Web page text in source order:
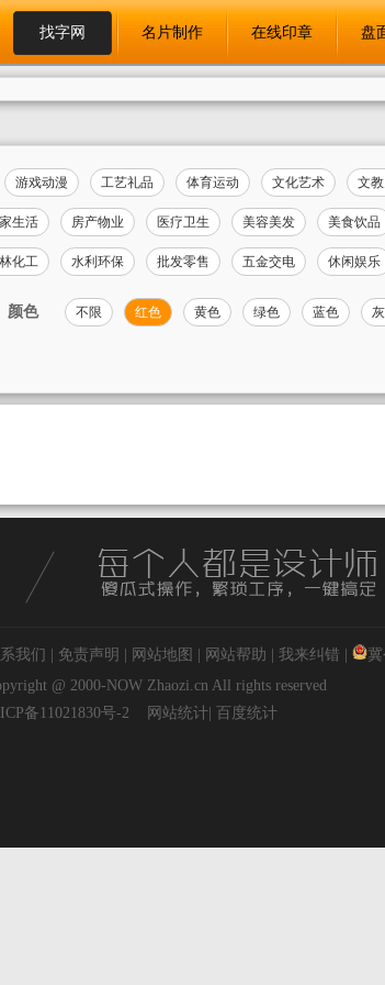
找字网 名片制作 在线印章 盘
游戏动漫 工艺礼品 体育运动 文化艺术 文
生活 房产物业 医疗卫生 美容美发 美食饮品
化工 水利环保 批发零售 五金交电 休闲娱乐
颜色 不限 红色 黄色 绿色 蓝色
我们 免责声明 网站地图 网站帮助 我来纠错
@ 2000-NOW Zhaozi.cn All rights reserved
备11021830号-2
网站统计 百度统计